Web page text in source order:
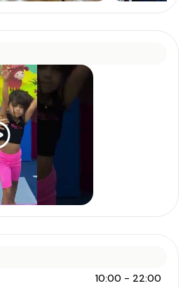
10:00 - 22:00